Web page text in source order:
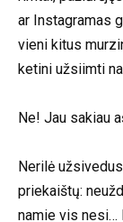
ar Instagramas
vieni kitus
ketini užsiimti
Ne! Jau sakiau
Nerilė
priekaištų:
namie vis nesi…